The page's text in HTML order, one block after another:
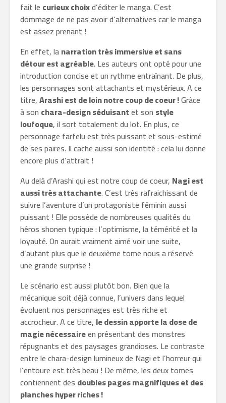
fait le curieux choixd’éditer le manga. C’est
dommage de ne pas avoir d’alternatives car le manga
est assez prenant !
En effet, lanarration très immersive et sans
détour est agréable. Les auteurs ont opté pour une
introduction concise et un rythme entraînant. De plus,
les personnages sont attachants et mystérieux. A ce
titre,Arashi est de loin notre coup de coeur !Grâce
à son chara-design séduisantet son style
loufoque, il sort totalement du lot. En plus, ce
personnage farfelu est très puissant et sous-estimé
de ses paires. Il cache aussi son identité : cela lui donne
encore plus d’attrait !
Au delà d’Arashi qui est notre coup de coeur, Nagi est
aussi très attachante. C’est très rafraichissant de
suivre l’aventure d’un protagoniste féminin aussi
puissant ! Elle possède de nombreuses qualités du
héros shonen typique : l’optimisme, la témérité et la
loyauté. On aurait vraiment aimé voir une suite,
d’autant plus que le deuxième tome nous a réservé
une grande surprise !
Le scénario est aussi plutôt bon. Bien que la
mécanique soit déjà connue, l’univers dans lequel
évoluent nos personnages est très riche et
accrocheur. A ce titre, le dessin apporte la dose de
magie nécessaireen présentant des monstres
répugnants et des paysages grandioses. Le contraste
entre le chara-design lumineux de Nagi et l’horreur qui
l’entoure est très beau ! De même, les deux tomes
contiennent des doubles pages magnifiques et des
planches hyper riches !